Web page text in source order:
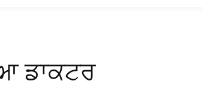
ਡਾਕਟਰ